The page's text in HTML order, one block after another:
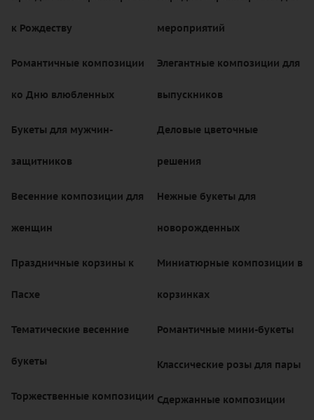
к Рождеству
Романтичные композиции
ко Дню влюбленных
Букеты для мужчин-
защитников
Весенние композиции для
женщин
Праздничные корзины к
Пасхе
Тематические весенние
букеты
Торжественные композиции
мероприятий
Элегантные композиции для
выпускников
Деловые цветочные
решения
Нежные букеты для
новорожденных
Миниатюрные композиции в
корзинках
Романтичные мини-букеты
Классические розы для пары
Сдержанные композиции